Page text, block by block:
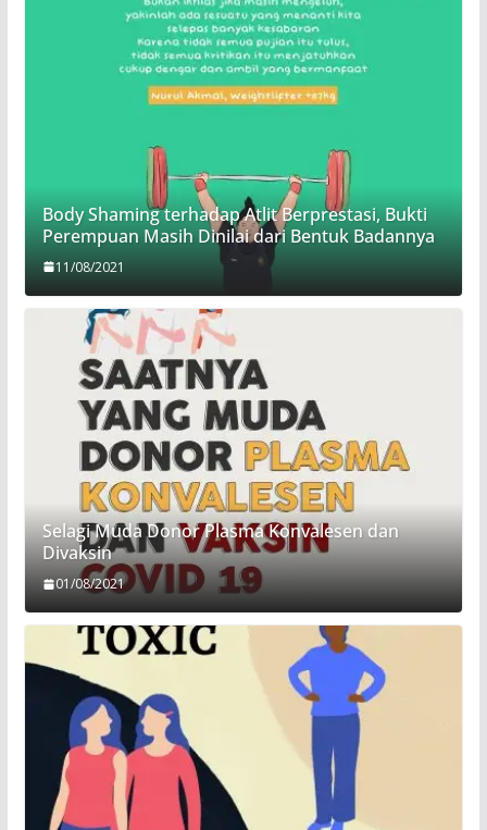
Body Shaming terhadap Atlit Berprestasi, Bukti
Perempuan Masih Dinilai dari Bentuk Badannya
11/08/2021
Selagi Muda Donor Plasma Konvalesen dan
Divaksin
01/08/2021